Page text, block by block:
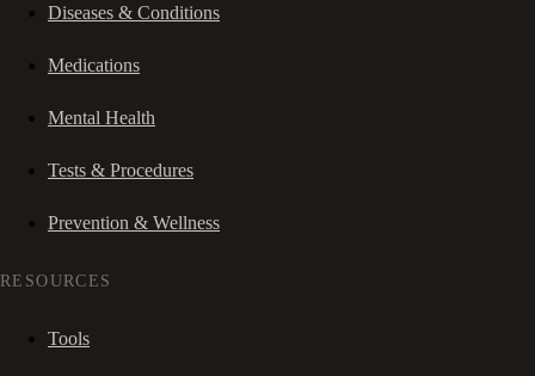
Diseases & Conditions
Medications
Mental Health
Tests & Procedures
Prevention & Wellness
RESOURCES
Tools